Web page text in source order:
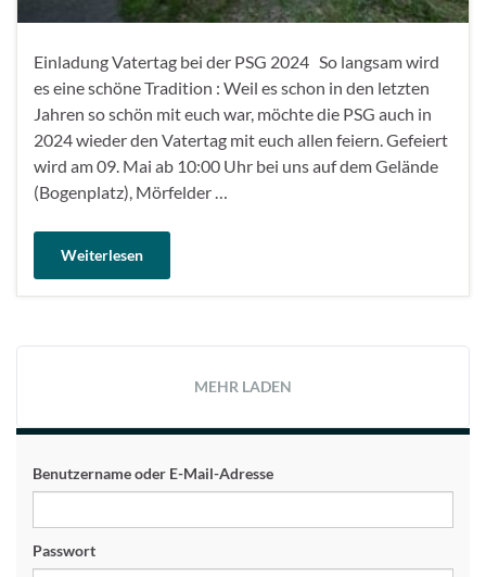
Einladung Vatertag bei der PSG 2024 So langsam wird
es eine schöne Tradition : Weil es schon in den letzten
Jahren so schön mit euch war, möchte die PSG auch in
2024 wieder den Vatertag mit euch allen feiern. Gefeiert
wird am 09. Mai ab 10:00 Uhr bei uns auf dem Gelände
(Bogenplatz), Mörfelder …
Weiterlesen
MEHR LADEN
Benutzername oder E-Mail-Adresse
Passwort